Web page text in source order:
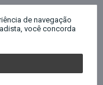
PRODUTO,
de navegação
você concorda